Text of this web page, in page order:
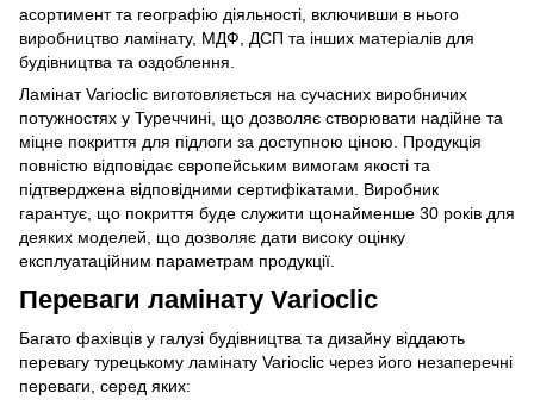
асортимент та географію діяльності, включивши в нього
виробництво ламінату, МДФ, ДСП та інших матеріалів для
будівництва та оздоблення.
Ламінат Varioclic виготовляється на сучасних виробничих
потужностях у Туреччині, що дозволяє створювати надійне та
міцне покриття для підлоги за доступною ціною. Продукція
повністю відповідає європейським вимогам якості та
підтверджена відповідними сертифікатами. Виробник
гарантує, що покриття буде служити щонайменше 30 років для
деяких моделей, що дозволяє дати високу оцінку
експлуатаційним параметрам продукції.
Переваги ламінату Varioclic
Багато фахівців у галузі будівництва та дизайну віддають
перевагу турецькому ламінату Varioclic через його незаперечні
переваги, серед яких: